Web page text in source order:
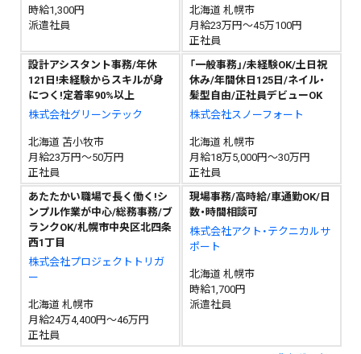
時給1,300円
派遣社員
北海道 札幌市
月給23万円～45万100円
正社員
設計アシスタント事務/年休
121日!未経験からスキルが身
につく!定着率90%以上
株式会社グリーンテック
北海道 苫小牧市
月給23万円～50万円
正社員
「一般事務」/未経験OK/土日祝
休み/年間休日125日/ネイル・
髪型自由/正社員デビューOK
株式会社スノーフォート
北海道 札幌市
月給18万5,000円～30万円
正社員
あたたかい職場で長く働く!シ
ンプル作業が中心/総務事務/ブ
ランクOK/札幌市中央区北四条
西1丁目
株式会社プロジェクトトリガ
ー
北海道 札幌市
月給24万4,400円～46万円
正社員
現場事務/高時給/車通勤OK/日
数・時間相談可
株式会社アクト・テクニカルサ
ポート
北海道 札幌市
時給1,700円
派遣社員